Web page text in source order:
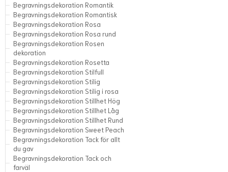
Begravningsdekoration Romantik
Begravningsdekoration Romantisk
Begravningsdekoration Rosa
Begravningsdekoration Rosa rund
Begravningsdekoration Rosen
dekoration
Begravningsdekoration Rosetta
Begravningsdekoration Stilfull
Begravningsdekoration Stilig
Begravningsdekoration Stilig i rosa
Begravningsdekoration Stillhet Hög
Begravningsdekoration Stillhet Låg
Begravningsdekoration Stillhet Rund
Begravningsdekoration Sweet Peach
Begravningsdekoration Tack för allt
du gav
Begravningsdekoration Tack och
farväl